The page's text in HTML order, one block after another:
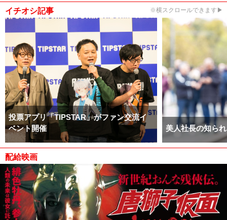
イチオシ記事 ※横スクロールできます▶
投票アプリ「TIPSTAR」がファン交流イ
ベント開催
美人社長の知ら
配給映画